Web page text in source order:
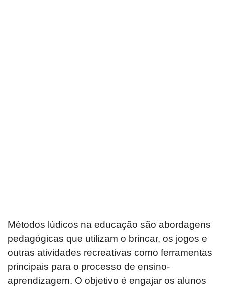
Métodos lúdicos na educação são abordagens
pedagógicas que utilizam o brincar, os jogos e
outras atividades recreativas como ferramentas
principais para o processo de ensino-
aprendizagem. O objetivo é engajar os alunos